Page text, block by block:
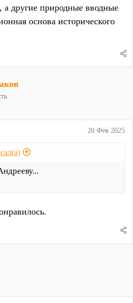
а другие природные вводные
основа исторического
20 Фев 2025